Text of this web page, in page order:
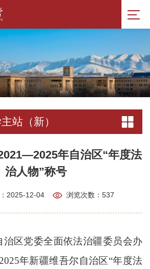
站（新）
年自治区“年度法
治人物”称号
2025-12-04 浏览次数：537
治区党委全面依法治疆委员会办
年新疆维吾尔自治区“年度法